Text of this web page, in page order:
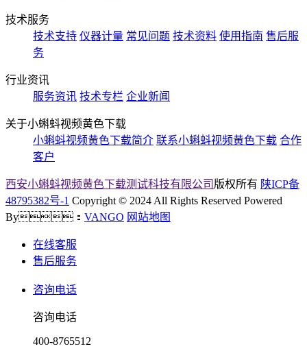
技术服务
技术支持 仪器计量 常见问题 技术资料 使用指南 售后服
务
行业资讯
服务资讯 技术专栏 企业新闻
关于小蝌蚪视频黄色下载
小蝌蚪视频黄色下载简介 联系小蝌蚪视频黄色下载 合作
客户
西安小蝌蚪视频黄色下载测试科技有限公司 版权所有 陕ICP备
48795382号-1 Copyright © 2024 All Rights Reserved Powered
By： VANGO 网站地图
在线客服
售后服务
咨询电话
咨询电话
400-8765512